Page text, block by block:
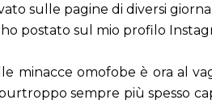
sulle pagine di diversi
postato sul mio profilo
minacce omofobe è ora al
sempre più spesso